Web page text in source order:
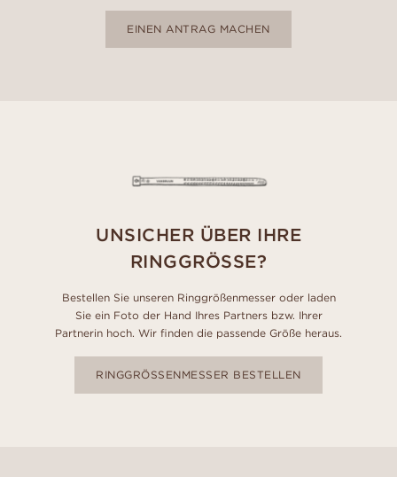
EINEN ANTRAG MACHEN
UNSICHER ÜBER IHRE
RINGGRÖSSE?
Bestellen Sie unseren Ringgrößenmesser oder laden
Sie ein Foto der Hand Ihres Partners bzw. Ihrer
Partnerin hoch. Wir finden die passende Größe heraus.
RINGGRÖSSENMESSER BESTELLEN